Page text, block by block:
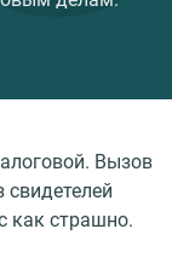
Вызов
как страшно.